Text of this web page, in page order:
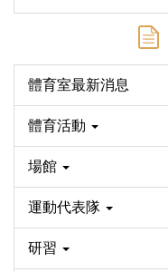
體育室最新消息
體育活動
場館
運動代表隊
研習